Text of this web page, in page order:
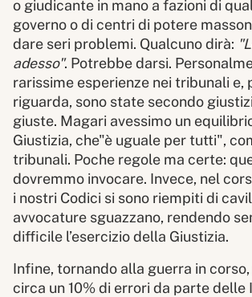
o giudicante in mano a fazioni di
governo o di centri di potere
dare seri problemi. Qualcuno dirà:
adesso". Potrebbe darsi.
rarissime esperienze nei tribunali e,
riguarda, sono state secondo
giuste. Magari avessimo un
Giustizia, che"è uguale per tutti",
tribunali. Poche regole ma certe:
dovremmo invocare. Invece, nel
i nostri Codici si sono riempiti di
avvocature sguazzano, rendendo
difficile l’esercizio della Giustizia.
Infine, tornando alla guerra in
circa un 10% di errori da parte delle